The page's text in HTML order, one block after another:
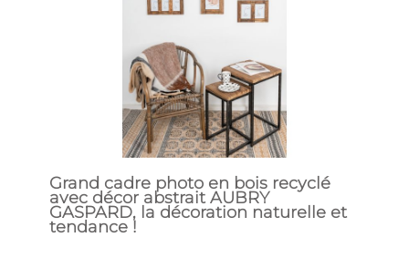
Grand cadre photo en bois recyclé
avec décor abstrait AUBRY
GASPARD, la décoration naturelle et
tendance !